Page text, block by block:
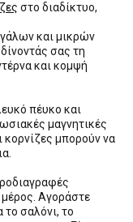
στο διαδίκτυο,
και μικρών
σας τη
και κομψή
πέυκο και
μαγνητικές
κορνίζες μπορούν να
Αγοράστε
σαλόνι, το